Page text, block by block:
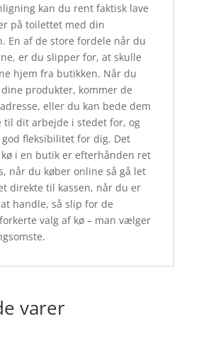
kan du rent faktisk lave
på toilettet med din
En af de store fordele når du
er du slipper for, at skulle
hjem fra butikken. Når du
produkter, kommer de
eller du kan bede dem
til dit arbejde i stedet for, og
fleksibilitet for dig. Det
i en butik er efterhånden ret
når du køber online så gå let
direkte til kassen, når du er
handle, så slip for de
valg af kø – man vælger
varer